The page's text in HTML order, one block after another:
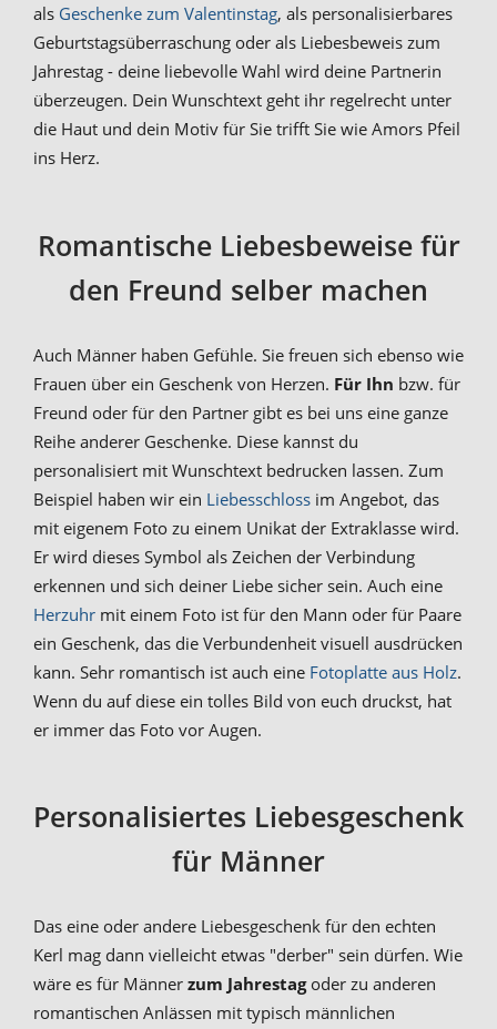
als Geschenke zum Valentinstag, als personalisierbares
Geburtstagsüberraschung oder als Liebesbeweis zum
Jahrestag - deine liebevolle Wahl wird deine Partnerin
überzeugen. Dein Wunschtext geht ihr regelrecht unter
die Haut und dein Motiv für Sie trifft Sie wie Amors Pfeil
ins Herz.
Romantische Liebesbeweise für
den Freund selber machen
Auch Männer haben Gefühle. Sie freuen sich ebenso wie
Frauen über ein Geschenk von Herzen. Für Ihn bzw. für
Freund oder für den Partner gibt es bei uns eine ganze
Reihe anderer Geschenke. Diese kannst du
personalisiert mit Wunschtext bedrucken lassen. Zum
Beispiel haben wir ein Liebesschloss im Angebot, das
mit eigenem Foto zu einem Unikat der Extraklasse wird.
Er wird dieses Symbol als Zeichen der Verbindung
erkennen und sich deiner Liebe sicher sein. Auch eine
Herzuhr mit einem Foto ist für den Mann oder für Paare
ein Geschenk, das die Verbundenheit visuell ausdrücken
kann. Sehr romantisch ist auch eine Fotoplatte aus Holz.
Wenn du auf diese ein tolles Bild von euch druckst, hat
er immer das Foto vor Augen.
Personalisiertes Liebesgeschenk
für Männer
Das eine oder andere Liebesgeschenk für den echten
Kerl mag dann vielleicht etwas "derber" sein dürfen. Wie
wäre es für Männer zum Jahrestagoder zu anderen
romantischen Anlässen mit typisch männlichen